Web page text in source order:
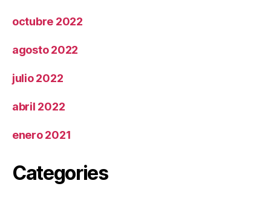
octubre 2022
agosto 2022
julio 2022
abril 2022
enero 2021
Categories